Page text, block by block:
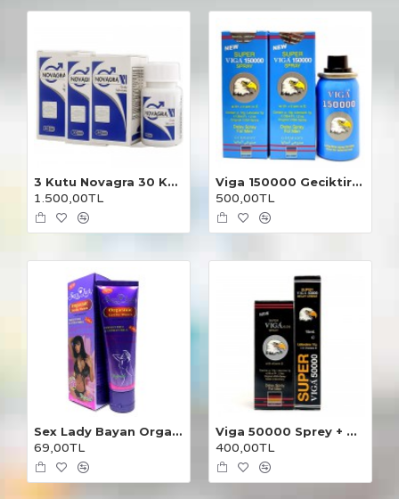
3 Kutu Novagra 30 Kapsül
1.500,00TL
Viga 150000 Geciktirici Sprey 2 Adet
500,00TL
Sex Lady Bayan Orgazm Kremi
69,00TL
Viga 50000 Sprey + Krem 2'li
400,00TL